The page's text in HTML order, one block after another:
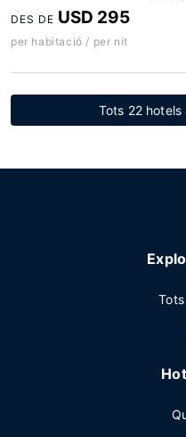
DES DE USD 295
per habitació / per nit
Tots 22 hotels